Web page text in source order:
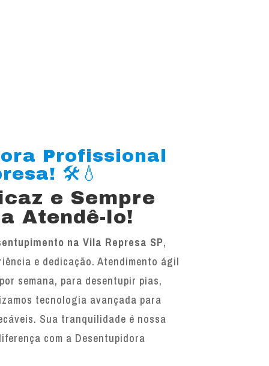
Profissional
🛠️💧
e Sempre
Atendê-lo!
na Vila Represa SP,
e dedicação. Atendimento ágil
semana, para desentupir pias,
tecnologia avançada para
Sua tranquilidade é nossa
com a Desentupidora